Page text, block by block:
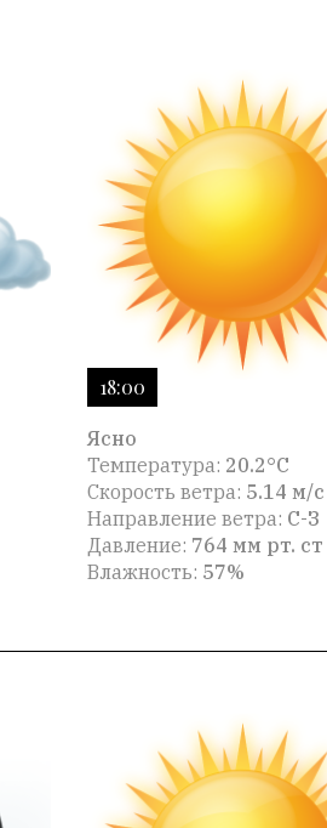
18:00
Ясно
Температура: 20.2°C
Скорость ветра: 5.14 м/с
Направление ветра: С-З
Давление: 764 мм рт. ст
Влажность: 57%